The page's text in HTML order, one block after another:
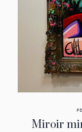
Miroir